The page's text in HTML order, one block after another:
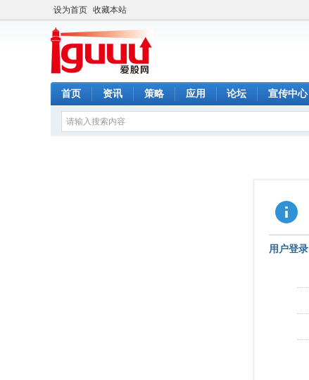
设为首页 收藏本站
首页 资讯 策略 应用 论坛 宣传中心
用户登录